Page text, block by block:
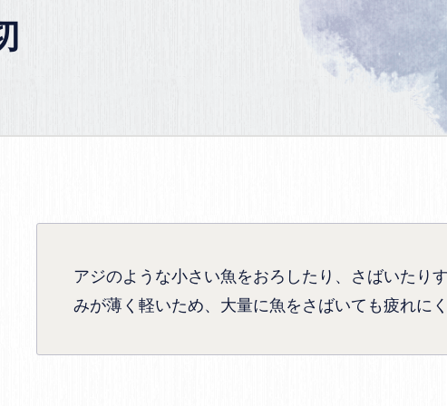
アジのような小さい魚をおろしたり、さばいたり
みが薄く軽いため、大量に魚をさばいても疲れにく